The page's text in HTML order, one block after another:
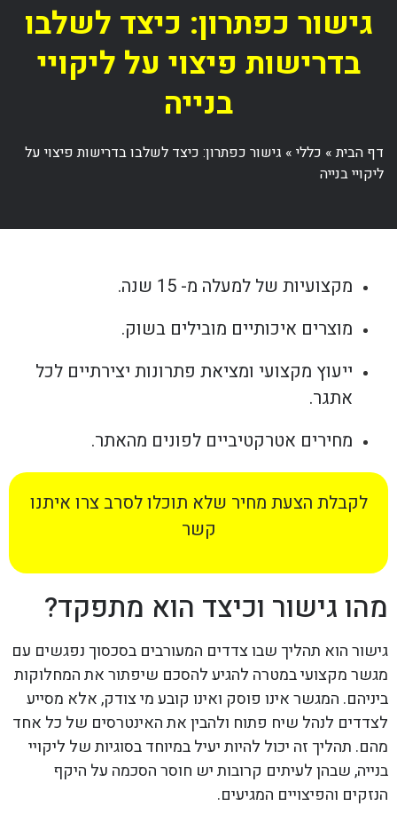
גישור כפתרון: כיצד לשלבו
בדרישות פיצוי על ליקויי
בנייה
דף הבית» כללי» גישור כפתרון: כיצד לשלבו בדרישות פיצוי על
ליקויי בנייה
מקצועיות של למעלה מ- 15 שנה.
מוצרים איכותיים מובילים בשוק.
ייעוץ מקצועי ומציאת פתרונות יצירתיים לכל
אתגר.
מחירים אטרקטיביים לפונים מהאתר.
לקבלת הצעת מחיר שלא תוכלו לסרב צרו איתנו
קשר
מהו גישור וכיצד הוא מתפקד?
גישור הוא תהליך שבו צדדים המעורבים בסכסוך נפגשים עם
מגשר מקצועי במטרה להגיע להסכם שיפתור את המחלוקות
ביניהם. המגשר אינו פוסק ואינו קובע מי צודק, אלא מסייע
לצדדים לנהל שיח פתוח ולהבין את האינטרסים של כל אחד
מהם. תהליך זה יכול להיות יעיל במיוחד בסוגיות של ליקויי
בנייה, שבהן לעיתים קרובות יש חוסר הסכמה על היקף
הנזקים והפיצויים המגיעים.